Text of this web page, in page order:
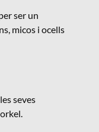
ser un
micos i ocells
seves